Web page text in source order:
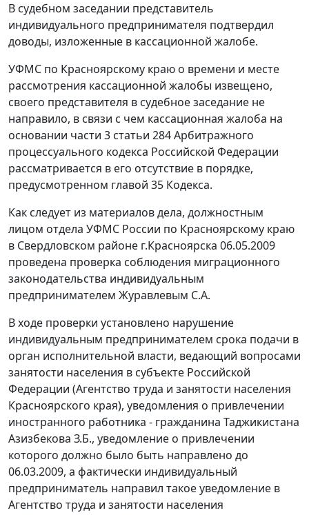
В судебном заседании представитель
индивидуального предпринимателя подтвердил
доводы, изложенные в кассационной жалобе.
УФМС по Красноярскому краю о времени и месте
рассмотрения кассационной жалобы извещено,
своего представителя в судебное заседание не
направило, в связи с чем кассационная жалоба на
основании части 3 статьи 284Арбитражного
процессуального кодекса Российской Федерации
рассматривается в его отсутствие в порядке,
предусмотренном главой 35 Кодекса.
Как следует из материалов дела, должностным
лицом отдела УФМС России по Красноярскому краю
в Свердловском районе г.Красноярска 06.05.2009
проведена проверка соблюдения миграционного
законодательства индивидуальным
предпринимателем Журавлевым С.А.
В ходе проверки установлено нарушение
индивидуальным предпринимателем срока подачи в
орган исполнительной власти, ведающий вопросами
занятости населения в субъекте Российской
Федерации (Агентство труда и занятости населения
Красноярского края), уведомления о привлечении
иностранного работника - гражданина Таджикистана
Азизбекова З.Б., уведомление о привлечении
которого должно было быть направлено до
06.03.2009, а фактически индивидуальный
предприниматель направил такое уведомление в
Агентство труда и занятости населения